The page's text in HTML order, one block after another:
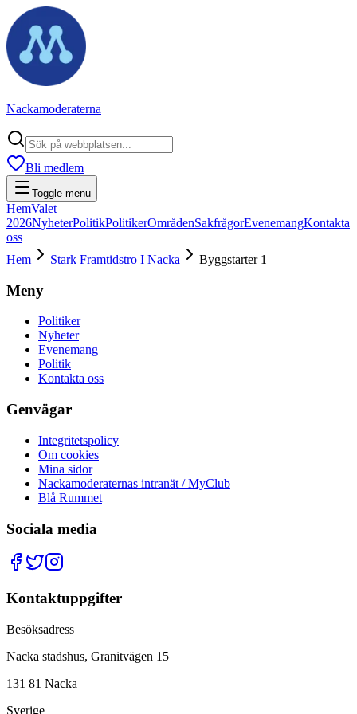
Nackamoderaterna
Bli medlem
Toggle menu
HemValet
2026NyheterPolitikPolitikerOmrådenSakfrågorEvenemangKontakta
oss
Hem
Stark Framtidstro I Nacka Byggstarter 1
Meny
Politiker
Nyheter
Evenemang
Politik
Kontakta oss
Genvägar
Integritetspolicy
Om cookies
Mina sidor
Nackamoderaternas intranät / MyClub
Blå Rummet
Sociala media
Kontaktuppgifter
Besöksadress
Nacka stadshus, Granitvägen 15
131 81 Nacka
Sverige